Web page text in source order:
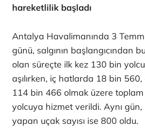
hareketlilik başladı
Antalya Havalimanında 3
günü, salgının başlangıcından
olan süreçte ilk kez 130 bin
aşılırken, iç hatlarda 18 bin
114 bin 466 olmak üzere
yolcuya hizmet verildi. Aynı gün,
yapan uçak sayısı ise 800 oldu.